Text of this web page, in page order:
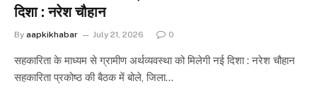
दिशा : नरेश चौहान
By aapkikhabar July 21, 2026 0
सहकारिता के माध्यम से ग्रामीण अर्थव्यवस्था को मिलेगी नई दिशा : नरेश चौहान
सहकारिता प्रकोष्ठ की बैठक में बोले, जिला…